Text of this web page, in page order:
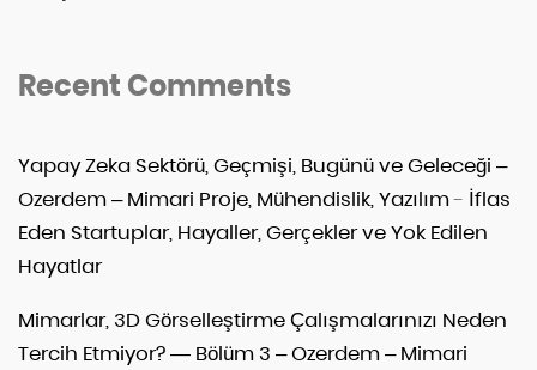
Recent Comments
Yapay Zeka Sektörü, Geçmişi, Bugünü ve Geleceği –
Ozerdem – Mimari Proje, Mühendislik, Yazılım- İflas
Eden Startuplar, Hayaller, Gerçekler ve Yok Edilen
Hayatlar
Mimarlar, 3D Görselleştirme Çalışmalarınızı Neden
Tercih Etmiyor? — Bölüm 3 – Ozerdem – Mimari